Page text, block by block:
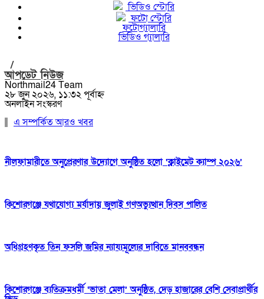
ভিডিও স্টোরি
ফটো স্টোরি
ফটোগ্যালারি
ভিডিও গ্যালারি
/
আপডেট নিউজ
Northmail24 Team
২৮ জুন ২০২৬, ১১:৩২ পূর্বাহ্ন
অনলাইন সংস্করণ
এ সম্পর্কিত আরও খবর
নীলফামারীতে অনুপ্রেরণার উদ্যোগে অনুষ্ঠিত হলো ‘ক্লাইমেট ক্যাম্প ২০২৬’
কিশোরগঞ্জে যথাযোগ্য মর্যাদায় জুলাই গণঅভ্যুত্থান দিবস পালিত
অধিগ্রহণকৃত তিন ফসলি জমির ন্যায্যমূল্যের দাবিতে মানববন্ধন
কিশোরগঞ্জে ব্যতিক্রমধর্মী ‘ভাতা মেলা’ অনুষ্ঠিত, দেড় হাজারের বেশি সেবাপ্রার্থীর